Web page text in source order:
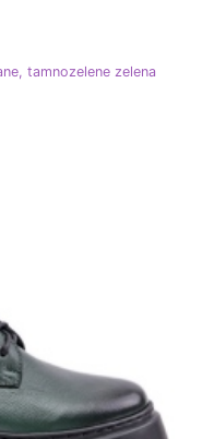
tamnozelene zelena